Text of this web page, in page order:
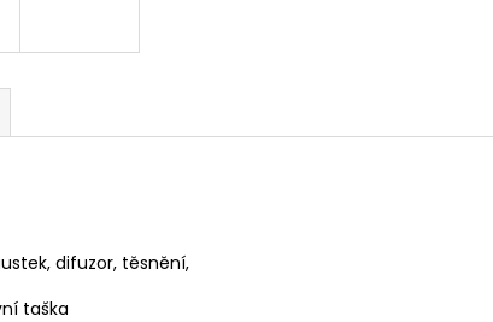
difuzor, těsnění,
taška